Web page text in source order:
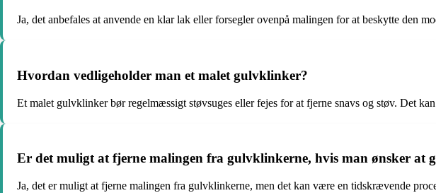
Ja, det anbefales at anvende en klar lak eller forsegler ovenpå malingen for at beskytte den
Hvordan vedligeholder man et malet gulvklinker?
Et malet gulvklinker bør regelmæssigt støvsuges eller fejes for at fjerne snavs og støv. Det
Er det muligt at fjerne malingen fra gulvklinkerne, hvis man ønsker at
Ja, det er muligt at fjerne malingen fra gulvklinkerne, men det kan være en tidskrævende